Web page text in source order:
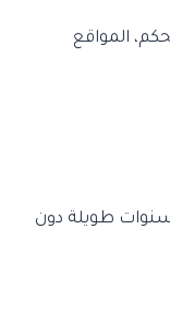
المواقع
طويلة دون